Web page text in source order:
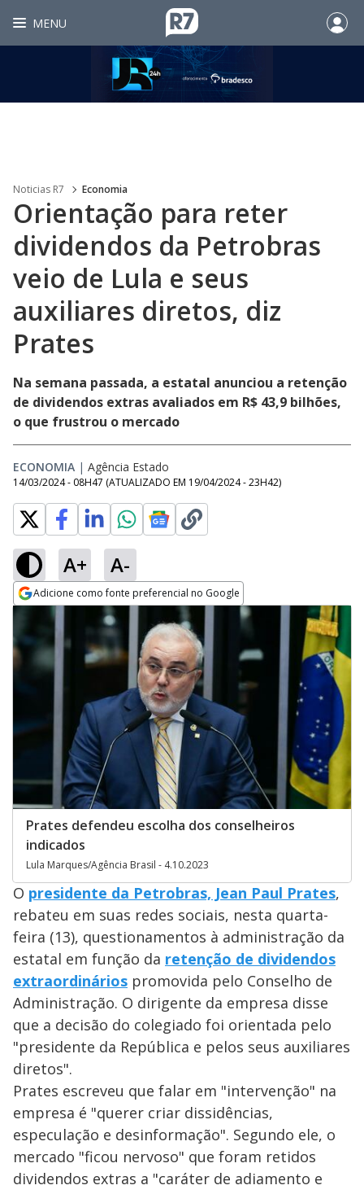
MENU
Noticias R7 Economia
Orientação para reter
dividendos da Petrobras
veio de Lula e seus
auxiliares diretos, diz
Prates
Na semana passada, a estatal anunciou a retenção
de dividendos extras avaliados em R$ 43,9 bilhões,
o que frustrou o mercado
ECONOMIA | Agência Estado
14/03/2024 - 08H47 (ATUALIZADO EM 19/04/2024 - 23H42)
A+ A-
Adicione como fonte preferencial no Google
Opens in new window
Prates defendeu escolha dos conselheiros
indicados
Lula Marques/Agência Brasil - 4.10.2023
O presidente da Petrobras, Jean Paul Prates,
rebateu em suas redes sociais, nesta quarta-
feira (13), questionamentos à administração da
estatal em função da retenção de dividendos
extraordinários promovida pelo Conselho de
Administração. O dirigente da empresa disse
que a decisão do colegiado foi orientada pelo
"presidente da República e pelos seus auxiliares
diretos".
Prates escreveu que falar em "intervenção" na
empresa é "querer criar dissidências,
especulação e desinformação". Segundo ele, o
mercado "ficou nervoso" que foram retidos
dividendos extras a "caráter de adiamento e